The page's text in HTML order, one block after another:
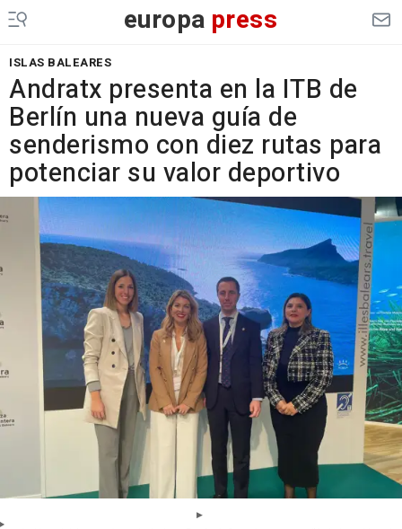
europa press
ISLAS BALEARES
Andratx presenta en la ITB de
Berlín una nueva guía de
senderismo con diez rutas para
potenciar su valor deportivo